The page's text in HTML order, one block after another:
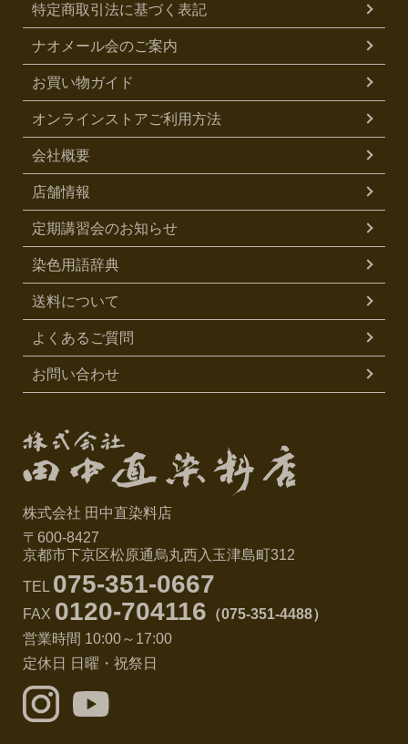
特定商取引法に基づく表記
ナオメール会のご案内
お買い物ガイド
オンラインストアご利用方法
会社概要
店舗情報
定期講習会のお知らせ
染色用語辞典
送料について
よくあるご質問
お問い合わせ
株式会社 田中直染料店
〒600-8427
京都市下京区松原通烏丸西入玉津島町312
TEL 075-351-0667
FAX 0120-704116 （075-351-4488）
営業時間 10:00～17:00
定休日 日曜・祝祭日